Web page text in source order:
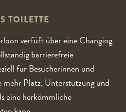
TOILETTE
verfüft über eine Changing
barrierefreie
für Besucherinnen und
mehr Platz, Unterstützung und
eine herkömmliche